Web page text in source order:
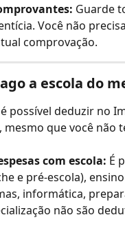
Guarde
Você não
comprovação.
a escola do
possível deduzir no
mesmo que você não
com escola: É
e pré-escola),
informática,
não são